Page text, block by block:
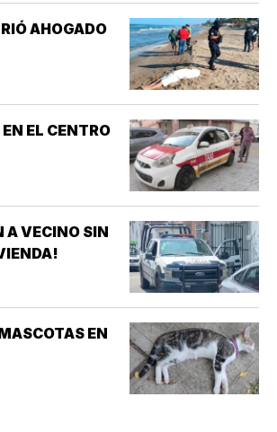
AHOGADO
EL CENTRO
A VECINO SIN
EN